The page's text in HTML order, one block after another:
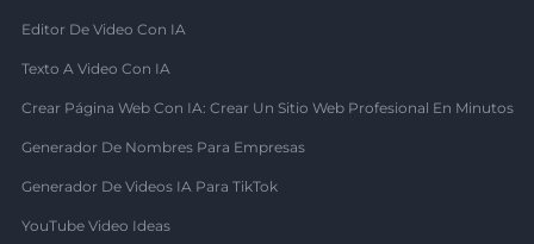
Editor De Video Con IA
Texto A Video Con IA
Crear Página Web Con IA: Crear Un Sitio Web Profesional En Minutos
Generador De Nombres Para Empresas
Generador De Videos IA Para TikTok
YouTube Video Ideas